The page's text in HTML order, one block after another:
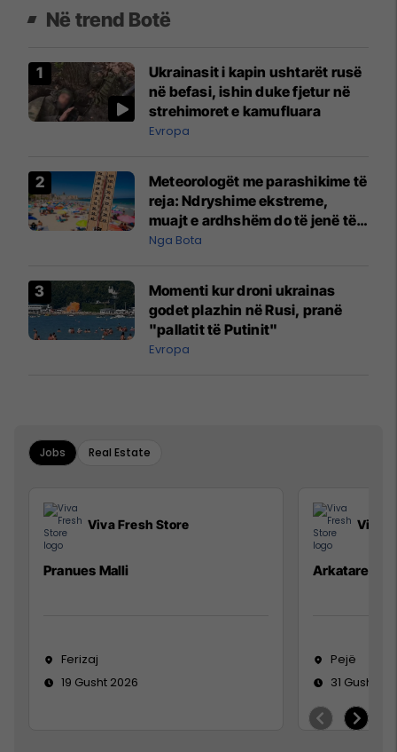
Në trend Botë
Ukrainasit i kapin ushtarët rusë
në befasi, ishin duke fjetur në
strehimoret e kamufluara
Evropa
Meteorologët me parashikime të
reja: Ndryshime ekstreme,
muajt e ardhshëm do të jenë të
pazakontë
Nga Bota
Momenti kur droni ukrainas
godet plazhin në Rusi, pranë
"pallatit të Putinit"
Evropa
Jobs Real Estate
Viva Fresh Store
Pranues Malli
Ferizaj
19 Gusht 2026
Viva
Arkatare
Pejë
31 Gusht